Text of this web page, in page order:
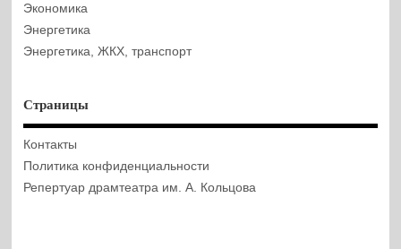
Экономика
Энергетика
Энергетика, ЖКХ, транспорт
Страницы
Контакты
Политика конфиденциальности
Репертуар драмтеатра им. А. Кольцова